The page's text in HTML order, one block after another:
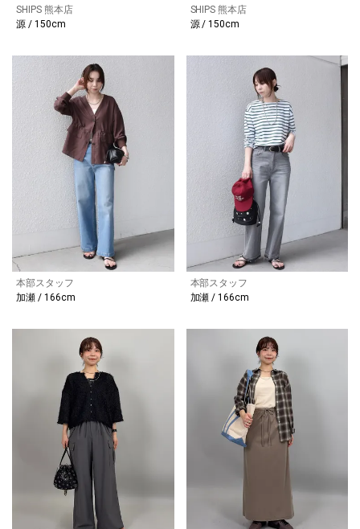
SHIPS 熊本店
源 / 150cm
SHIPS 熊本店
源 / 150cm
本部スタッフ
加瀬 / 166cm
本部スタッフ
加瀬 / 166cm